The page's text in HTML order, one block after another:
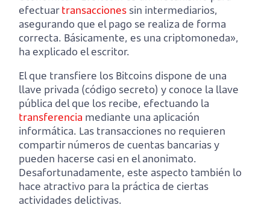
efectuartransacciones sin intermediarios,
asegurando que el pago se realiza de forma
correcta. Básicamente, es una criptomoneda»,
ha explicado el escritor.
El que transfiere los Bitcoins dispone de una
llave privada (código secreto) y conoce la llave
pública del que los recibe, efectuando la
transferencia mediante una aplicación
informática. Las transacciones no requieren
compartir números de cuentas bancarias y
pueden hacerse casi en el anonimato.
Desafortunadamente, este aspecto también lo
hace atractivo para la práctica de ciertas
actividades delictivas.